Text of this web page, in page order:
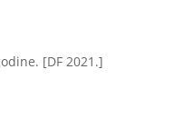
[DF 2021.]